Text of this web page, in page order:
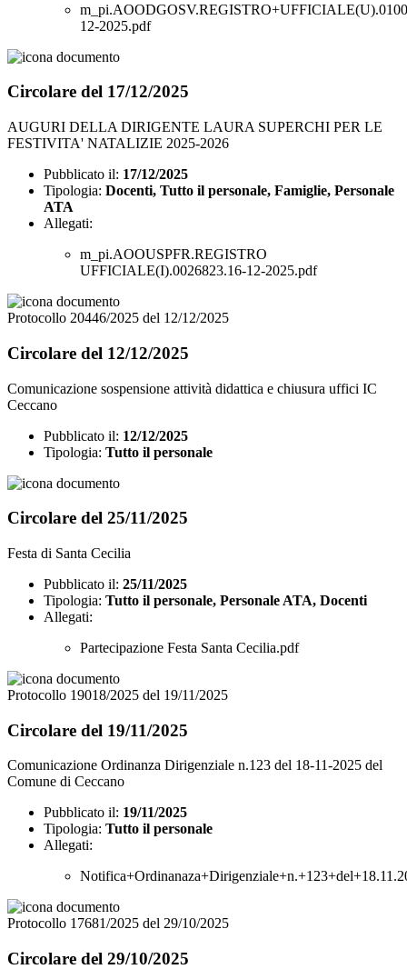
12-2025.pdf
Circolare del 17/12/2025
AUGURI DELLA DIRIGENTE LAURA SUPERCHI PER LE
FESTIVITA' NATALIZIE 2025-2026
Pubblicato il: 17/12/2025
Tipologia: Docenti, Tutto il personale, Famiglie, Personale
ATA
Allegati:
m_pi.AOOUSPFR.REGISTRO
UFFICIALE(I).0026823.16-12-2025.pdf
Protocollo 20446/2025 del 12/12/2025
Circolare del 12/12/2025
Comunicazione sospensione attività didattica e chiusura uffici IC
Ceccano
Pubblicato il: 12/12/2025
Tipologia: Tutto il personale
Circolare del 25/11/2025
Festa di Santa Cecilia
Pubblicato il: 25/11/2025
Tipologia: Tutto il personale, Personale ATA, Docenti
Allegati:
Partecipazione Festa Santa Cecilia.pdf
Protocollo 19018/2025 del 19/11/2025
Circolare del 19/11/2025
Comunicazione Ordinanza Dirigenziale n.123 del 18-11-2025 del
Comune di Ceccano
Pubblicato il: 19/11/2025
Tipologia: Tutto il personale
Allegati:
Protocollo 17681/2025 del 29/10/2025
Circolare del 29/10/2025